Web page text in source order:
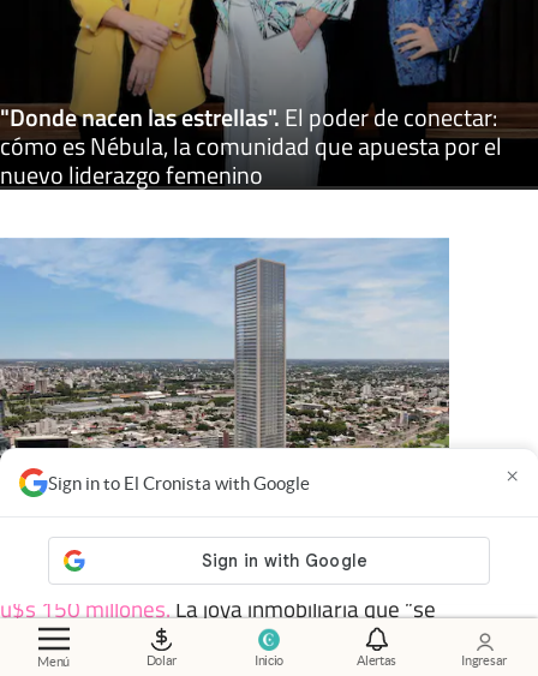
Menú Dolar Inicio Alertas Ingresar
Sign in to El Cronista with Google ×
"Donde nacen las estrellas".El poder de conectar:
cómo es Nébula, la comunidad que apuesta por el
nuevo liderazgo femenino
u$s 150 millones.La joya inmobiliaria que “se
vende sola”: será la nueva torre más alta del